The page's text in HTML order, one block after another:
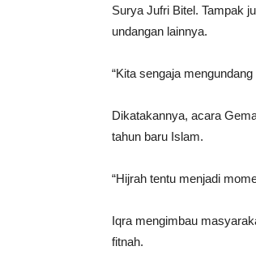
Surya Jufri Bitel. Tampak
undangan lainnya.
“Kita sengaja
Dikatakannya, acara
tahun baru Islam.
“Hijrah tentu menjadi
Iqra mengimbau
fitnah.